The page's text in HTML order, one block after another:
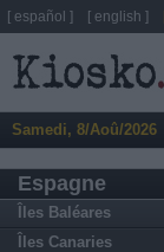
Samedi, 8/Aoû/2026
Espagne
Îles Baléares
Îles Canaries
[ español ] [ english ]